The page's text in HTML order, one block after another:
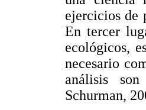
ejercicios de
En tercer
ecológicos,
necesario
análisis son
Schurman,